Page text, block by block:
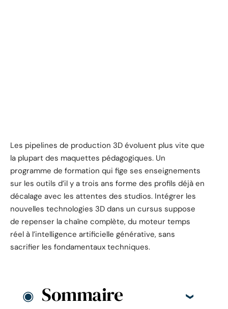
Les pipelines de production 3D évoluent plus vite que
la plupart des maquettes pédagogiques. Un
programme de formation qui fige ses enseignements
sur les outils d’il y a trois ans forme des profils déjà en
décalage avec les attentes des studios. Intégrer les
nouvelles technologies 3D dans un cursus suppose
de repenser la chaîne complète, du moteur temps
réel à l’intelligence artificielle générative, sans
sacrifier les fondamentaux techniques.
Sommaire